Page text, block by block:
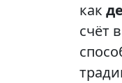
как
счёт